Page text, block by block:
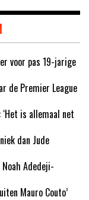
voor pas 19-jarige
de Premier League
is allemaal net
dan Jude
Adedeji-
Mauro Couto’